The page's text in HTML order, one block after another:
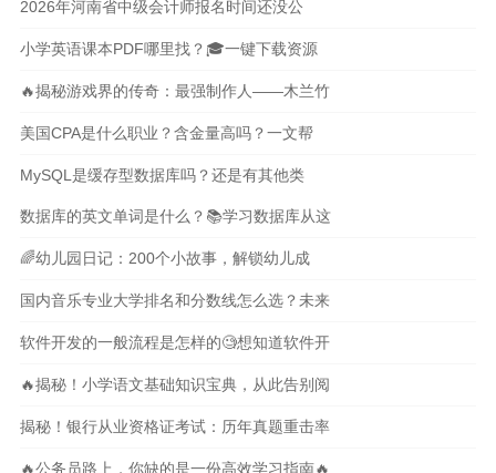
2026年河南省中级会计师报名时间还没公
小学英语课本PDF哪里找？🎓一键下载资源
🔥揭秘游戏界的传奇：最强制作人——木兰竹
美国CPA是什么职业？含金量高吗？一文帮
MySQL是缓存型数据库吗？还是有其他类
数据库的英文单词是什么？📚学习数据库从这
🌈幼儿园日记：200个小故事，解锁幼儿成
国内音乐专业大学排名和分数线怎么选？未来
软件开发的一般流程是怎样的🧐想知道软件开
🔥揭秘！小学语文基础知识宝典，从此告别阅
揭秘！银行从业资格证考试：历年真题重击率
🔥公务员路上，你缺的是一份高效学习指南🔥